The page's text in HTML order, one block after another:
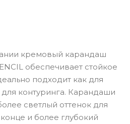
кремовый карандаш
обеспечивает стойкое
подходит как для
контуринга. Карандаши
светлый оттенок для
и более глубокий